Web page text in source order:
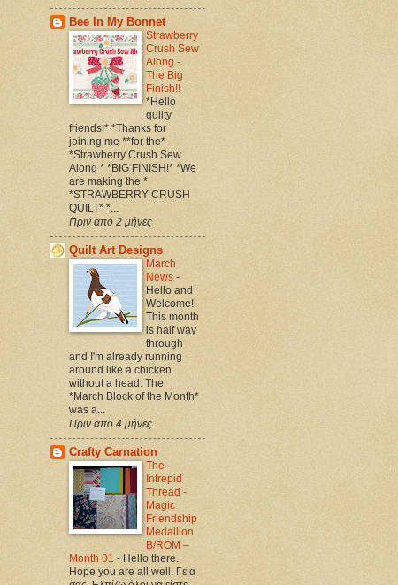
Bee In My Bonnet
Strawberry
Crush Sew
Along -
The Big
Finish!! -
*Hello
quilty
friends!* *Thanks for
joining me **for the*
*Strawberry Crush Sew
Along * *BIG FINISH!* *We
are making the *
*STRAWBERRY CRUSH
QUILT* *...
Πριν από 2 μήνες
Quilt Art Designs
March
News -
Hello and
Welcome!
This month
is half way
through
and I'm already running
around like a chicken
without a head. The
*March Block of the Month*
was a...
Πριν από 4 μήνες
Crafty Carnation
The
Intrepid
Thread -
Magic
Friendship
Medallion
B/ROM –
Month 01 - Hello there.
Hope you are all well. Γεια